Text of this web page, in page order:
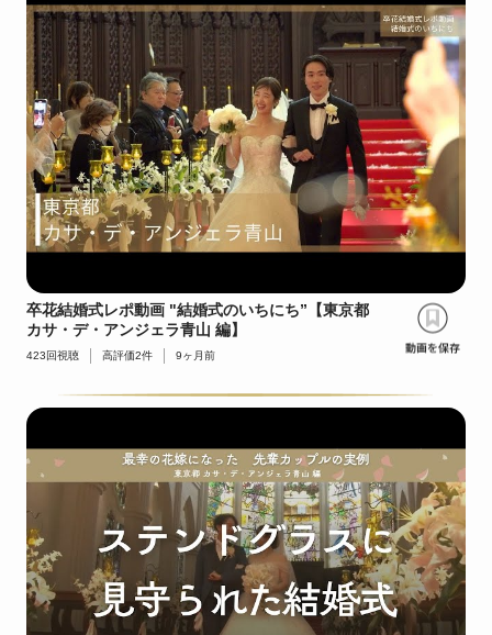
卒花結婚式レポ動画 "結婚式のいちにち”【東京都
カサ・デ・アンジェラ青山 編】
423 回視聴 高評価2件 9ヶ月前